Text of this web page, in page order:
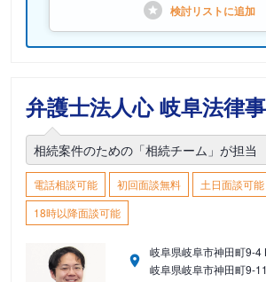
検討リストに追加
弁護士法人心 岐阜法律
相続案件のための「相続チーム」が担当
電話相談可能 初回面談無料
土日面談可能
18時以降面談可能
岐阜県岐阜市神田町9-4
岐阜県岐阜市神田町9-